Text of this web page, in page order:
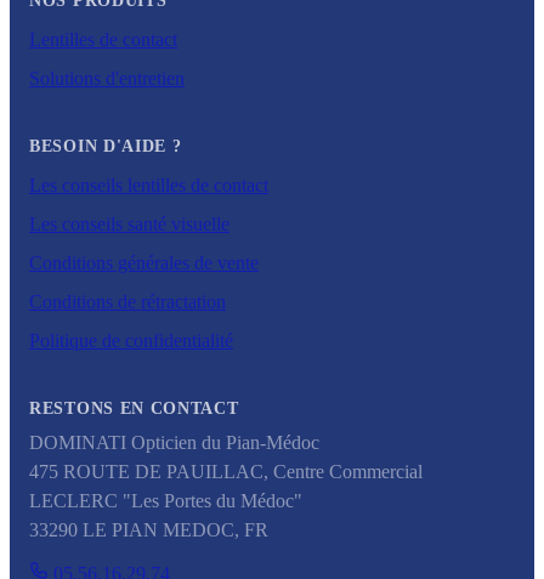
Lentilles de contact
Solutions d'entretien
BESOIN D'AIDE ?
Les conseils lentilles de contact
Les conseils santé visuelle
Conditions générales de vente
Conditions de rétractation
Politique de confidentialité
RESTONS EN CONTACT
DOMINATI Opticien du Pian-Médoc
475 ROUTE DE PAUILLAC, Centre Commercial
LECLERC "Les Portes du Médoc"
33290 LE PIAN MEDOC, FR
05.56.16.29.74